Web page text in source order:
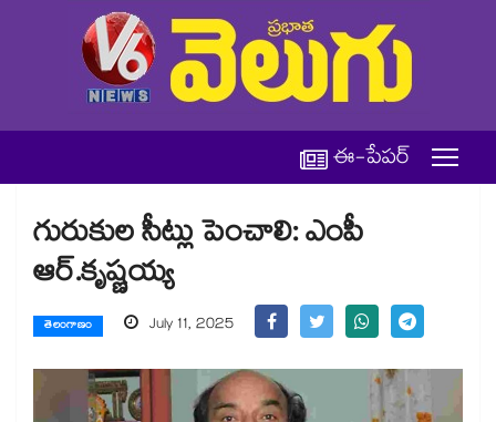
ఈ-పేపర్
గురుకుల సీట్లు పెంచాలి: ఎంపీ
ఆర్.కృష్ణయ్య
తెలంగాణం July 11, 2025